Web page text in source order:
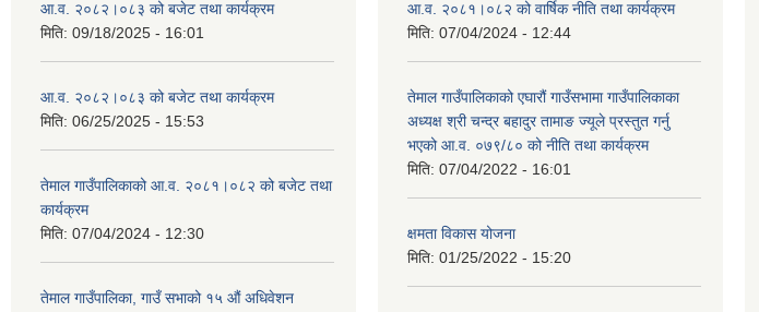
आ.व. २०८२।०८३ को बजेट तथा कार्यक्रम
मिति: 09/18/2025 - 16:01
आ.व. २०८२।०८३ को बजेट तथा कार्यक्रम
मिति: 06/25/2025 - 15:53
तेमाल गाउँपालिकाको आ.व. २०८१।०८२ को बजेट तथा
कार्यक्रम
मिति: 07/04/2024 - 12:30
तेमाल गाउँपालिका, गाउँ सभाको १५ औं अधिवेशन
आ.व. २०८१।०८२ को वार्षिक नीति तथा कार्यक्रम
मिति: 07/04/2024 - 12:44
तेमाल गाउँपालिकाको एघारौं गाउँसभामा गाउँपालिकाका
अध्यक्ष श्री चन्द्र बहादुर तामाङ ज्यूले प्रस्तुत गर्नु
भएको आ.व. ०७९/८० को नीति तथा कार्यक्रम
मिति: 07/04/2022 - 16:01
क्षमता विकास योजना
मिति: 01/25/2022 - 15:20